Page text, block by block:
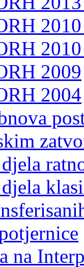
2009
2004
djela
na